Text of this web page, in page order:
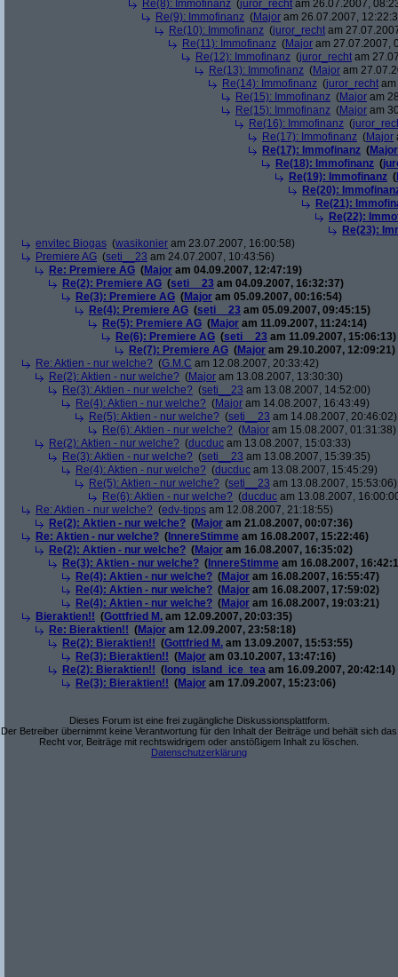
Re(8): Immofinanz (juror_recht am 26.07.2007,
Re(9): Immofinanz (Major am 26.07.2007,
Re(10): Immofinanz (juror_recht am
Re(11): Immofinanz (Major am 27.07.2007,
Re(12): Immofinanz (juror_recht am
Re(13): Immofinanz (Major am
Re(14): Immofinanz (juror_recht
Re(15): Immofinanz (Major am
Re(15): Immofinanz (Major am
Re(16): Immofinanz (
Re(17): Immofinanz (Major
Re(17): Immofinanz (Major
Re(18): Immofinanz (
Re(19): Immofinanz (
Re(20):
Re(21):
Re(22):
Re(23):
envitec Biogas (wasikonier am 23.07.2007, 16:00:58)
Premiere AG (seti__23 am 24.07.2007, 10:43:56)
Re: Premiere AG (Major am 04.09.2007, 12:47:19)
Re(2): Premiere AG (seti__23 am 04.09.2007, 16:32:37)
Re(3): Premiere AG (Major am 05.09.2007, 00:16:54)
Re(4): Premiere AG (seti__23 am 05.09.2007, 09:45:15)
Re(5): Premiere AG (Major am 11.09.2007, 11:24:14)
Re(6): Premiere AG (seti__23 am 11.09.2007, 15:06:13)
Re(7): Premiere AG (Major am 29.10.2007, 12:09:21)
Re: Aktien - nur welche? (G.M.C am 12.08.2007, 20:33:42)
Re(2): Aktien - nur welche? (Major am 13.08.2007, 13:30:30)
Re(3): Aktien - nur welche? (seti__23 am 13.08.2007, 14:52:00)
Re(4): Aktien - nur welche? (Major am 14.08.2007, 16:43:49)
Re(5): Aktien - nur welche? (seti__23 am 14.08.2007, 20:46:02)
Re(6): Aktien - nur welche? (Major am 15.08.2007, 01:31:38)
Re(2): Aktien - nur welche? (ducduc am 13.08.2007, 15:03:33)
Re(3): Aktien - nur welche? (seti__23 am 13.08.2007, 15:39:35)
Re(4): Aktien - nur welche? (ducduc am 13.08.2007, 15:45:29)
Re(5): Aktien - nur welche? (seti__23 am 13.08.2007, 15:53:06)
Re(6): Aktien - nur welche? (ducduc am 13.08.2007,
Re: Aktien - nur welche? (edv-tipps am 12.08.2007, 21:18:55)
Re(2): Aktien - nur welche? (Major am 21.08.2007, 00:07:36)
Re: Aktien - nur welche? ( InnereStimme am 16.08.2007, 15:22:46)
Re(2): Aktien - nur welche? (Major am 16.08.2007, 16:35:02)
Re(3): Aktien - nur welche? ( InnereStimme am 16.08.2007,
Re(4): Aktien - nur welche? (Major am 16.08.2007, 16:55:47)
Re(4): Aktien - nur welche? (Major am 16.08.2007, 17:59:02)
Re(4): Aktien - nur welche? (Major am 16.08.2007, 19:03:21)
Bieraktien!! (Gottfried M. am 12.09.2007, 20:03:35)
Re: Bieraktien!! (Major am 12.09.2007, 23:58:18)
Re(2): Bieraktien!! (Gottfried M. am 13.09.2007, 15:53:55)
Re(3): Bieraktien!! (Major am 03.10.2007, 13:47:16)
Re(2): Bieraktien!! ( long_island_ice_tea am 16.09.2007, 20:42:14)
Re(3): Bieraktien!! (Major am 17.09.2007, 15:23:06)
Dieses Forum ist eine frei zugängliche Diskussionsplattform.
Der Betreiber übernimmt keine Verantwortung für den Inhalt der Beiträge und behält sich das
Recht vor, Beiträge mit rechtswidrigem oder anstößigem Inhalt zu löschen.
Datenschutzerklärung